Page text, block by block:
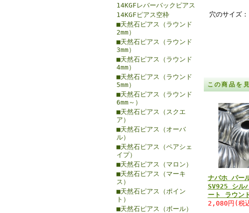
14KGFレバーバックピアス
14KGFピアス空枠
■天然石ピアス（ラウンド
2mm）
■天然石ピアス（ラウンド
3mm）
■天然石ピアス（ラウンド
4mm）
■天然石ピアス（ラウンド
5mm）
■天然石ピアス（ラウンド
6mm～）
■天然石ピアス（スクエ
ア）
■天然石ピアス（オーバ
ル）
■天然石ピアス（ペアシェ
イプ）
■天然石ピアス（マロン）
■天然石ピアス（マーキ
ス）
■天然石ピアス（ポイン
ト）
■天然石ピアス（ボール）
穴のサイズ
この商品を
ナバホ パー
SV925 シル
ート ラウン
2,080円(税